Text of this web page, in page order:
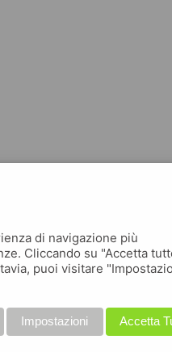
di navigazione più
Cliccando su "Accetta
puoi visitare
Accetta
Impostazioni